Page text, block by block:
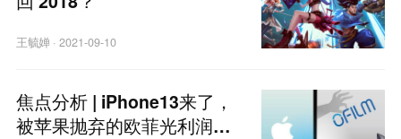
王毓婵 ·2021-09-10
焦点分析 | iPhone13来了，
被苹果抛弃的欧菲光利润跌